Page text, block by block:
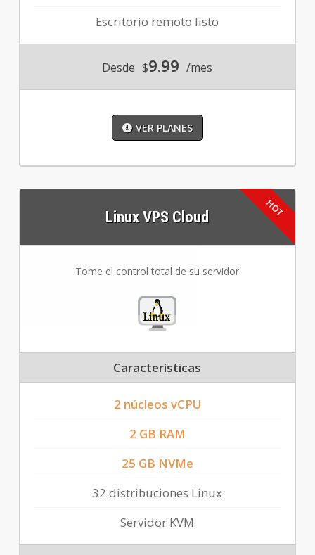
Escritorio remoto listo
Desde $9.99 /mes
VER PLANES
Linux VPS Cloud
Tome el control total de su servidor
Características
2 núcleos vCPU
2 GB RAM
25 GB NVMe
32 distribuciones Linux
Servidor KVM